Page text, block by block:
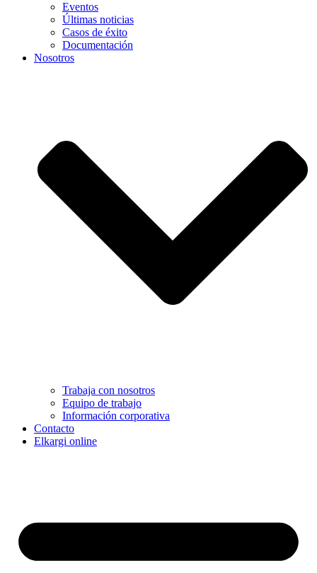
Eventos
Últimas noticias
Casos de éxito
Documentación
Nosotros
Trabaja con nosotros
Equipo de trabajo
Información corporativa
Contacto
Elkargi online